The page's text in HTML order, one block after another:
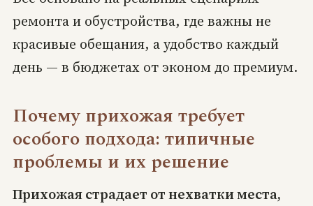
ремонта и обустройства, где важны не
красивые обещания, а удобство каждый
день — в бюджетах от эконом до премиум.
Почему прихожая требует
особого подхода: типичные
проблемы и их решение
Прихожая страдает от нехватки места,